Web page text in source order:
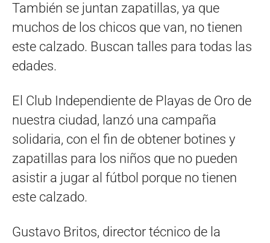
También se juntan zapatillas, ya que
muchos de los chicos que van, no tienen
este calzado. Buscan talles para todas las
edades.
El Club Independiente de Playas de Oro de
nuestra ciudad, lanzó una campaña
solidaria, con el fin de obtener botines y
zapatillas para los niños que no pueden
asistir a jugar al fútbol porque no tienen
este calzado.
Gustavo Britos, director técnico de la